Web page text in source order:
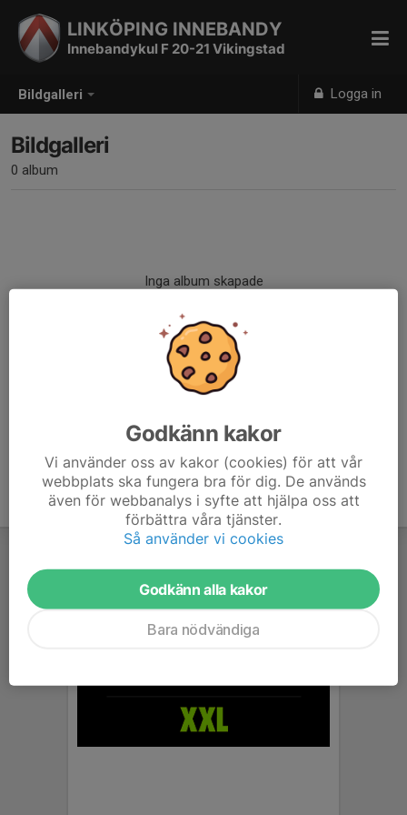
Bildgalleri Logga in
LINKÖPING INNEBANDY
Innebandykul F 20-21 Vikingstad
Bildgalleri
0 album
Inga album skapade
Godkänn kakor
Vi använder oss av kakor (cookies) för att vår
webbplats ska fungera bra för dig. De används
även för webbanalys i syfte att hjälpa oss att
förbättra våra tjänster.
Så använder vi cookies
Godkänn alla kakor
Bara nödvändiga